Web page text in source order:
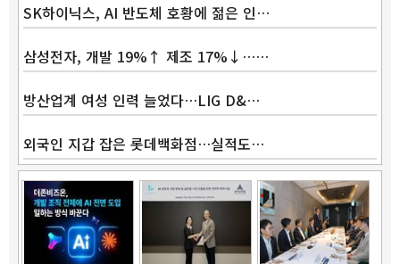
SK하이닉스, AI 반도체 호황에 젊은 인…
삼성전자, 개발 19%↑ 제조 17%↓……
방산업계 여성 인력 늘었다…LIG D&…
외국인 지갑 잡은 롯데백화점…실적도…